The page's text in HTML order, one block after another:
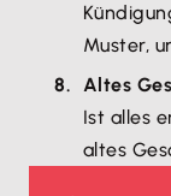
Muster,
Altes
Ist alles
altes